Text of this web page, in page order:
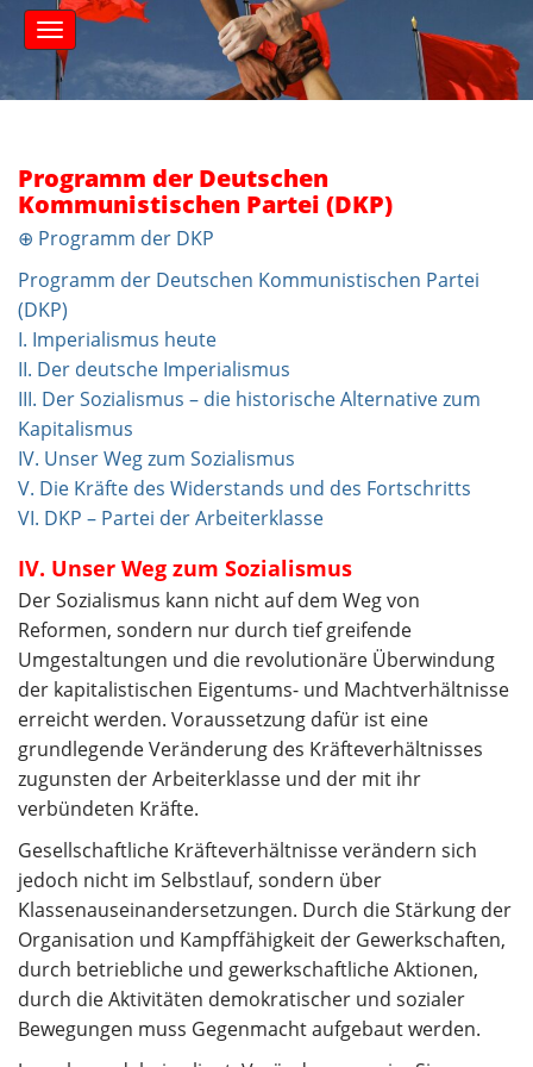
M
a
i
n
u
S
k
i
p
c
o
n
e
Programm der Deutschen
Kommunistischen Partei (DKP)
⊕ Programm der DKP
Programm der Deutschen Kommunistischen Partei
(DKP)
I. Imperialismus heute
II. Der deutsche Imperialismus
III. Der Sozialismus – die historische Alternative zum
Kapitalismus
IV. Unser Weg zum Sozialismus
V. Die Kräfte des Widerstands und des Fortschritts
VI. DKP – Partei der Arbeiterklasse
IV. Unser Weg zum Sozialismus
Der Sozialismus kann nicht auf dem Weg von
Reformen, sondern nur durch tief greifende
Umgestaltungen und die revolutionäre Überwindung
der kapitalistischen Eigentums- und Machtverhältnisse
erreicht werden. Voraussetzung dafür ist eine
grundlegende Veränderung des Kräfteverhältnisses
zugunsten der Arbeiterklasse und der mit ihr
verbündeten Kräfte.
Gesellschaftliche Kräfteverhältnisse verändern sich
jedoch nicht im Selbstlauf, sondern über
Klassenauseinandersetzungen. Durch die Stärkung der
Organisation und Kampffähigkeit der Gewerkschaften,
durch betriebliche und gewerkschaftliche Aktionen,
durch die Aktivitäten demokratischer und sozialer
Bewegungen muss Gegenmacht aufgebaut werden.